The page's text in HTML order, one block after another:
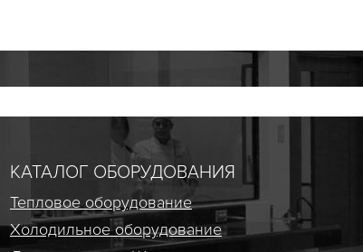
КАТАЛОГ ОБОРУДОВАНИЯ
Тепловое оборудование
Холодильное оборудование